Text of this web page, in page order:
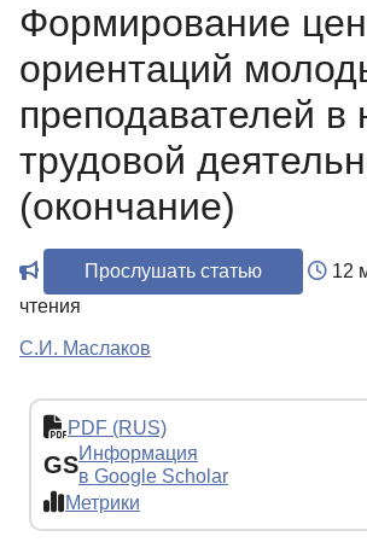
Формирование
ориентаций
преподавателей в
трудовой
(окончание)
Прослушать статью
12
чтения
С.И. Маслаков
PDF (RUS)
GSИнформация
в Google Scholar
Метрики